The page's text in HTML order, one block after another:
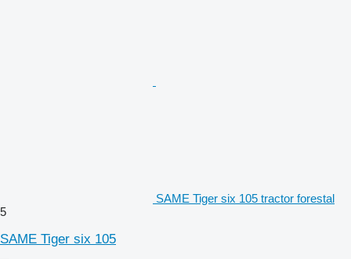
SAME Tiger six 105 tractor forestal
5
SAME Tiger six 105